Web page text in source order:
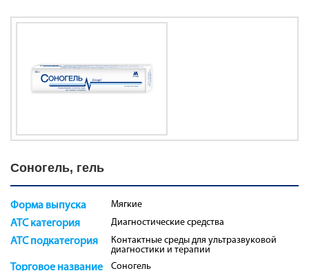
Соногель, гель
Форма выпуска Мягкие
ATC категория Диагностические средства
ATC подкатегория
Контактные среды для ультразвуковой
диагностики и терапии
Торговое название Соногель